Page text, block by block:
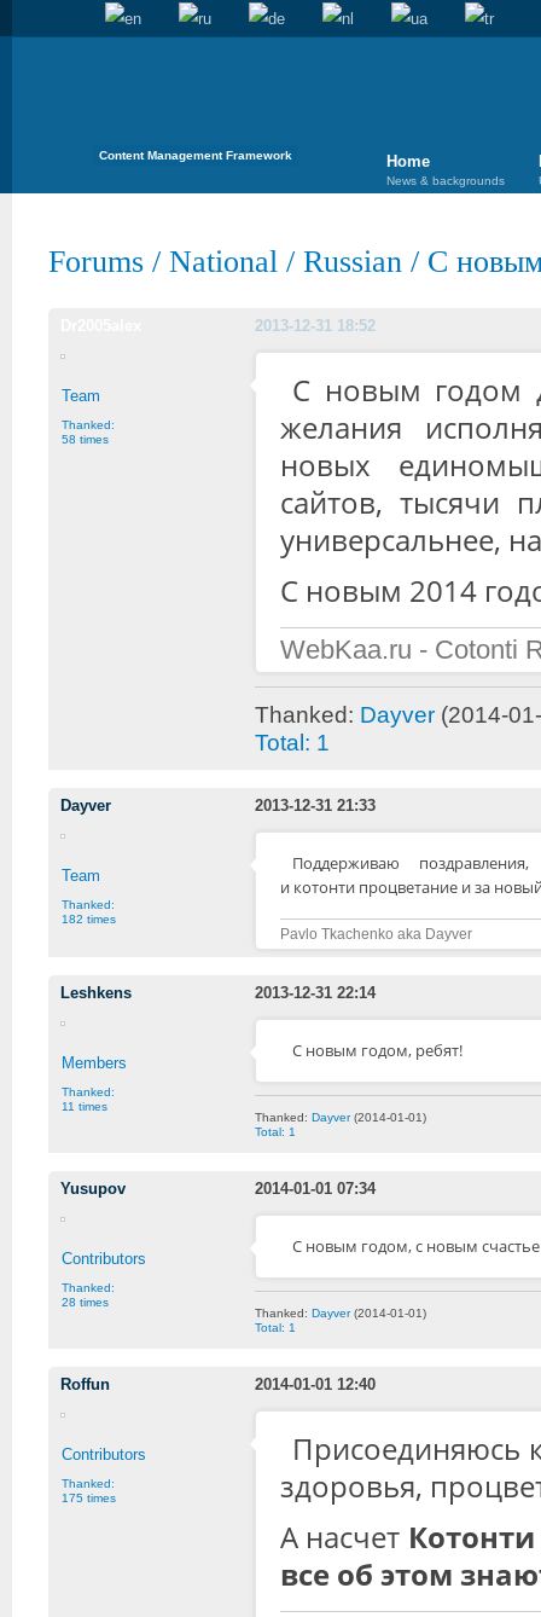
Content Management Framework Home
News & backgrounds
Forums / National / Russian / С
2013-12-31 18:52
Team
Thanked:
58 times
С новым годом
желания
новых
сайтов, тысячи
универсальнее,
С новым 2014
WebKaa.ru - Cotonti
Thanked: Dayver (2014-
Total: 1
Dayver 2013-12-31 21:33
Team
Thanked:
182 times
Поддерживаю
и котонти процветание и за
Pavlo Tkachenko aka Dayver
Leshkens 2013-12-31 22:14
Members
Thanked:
11 times
С новым годом, ребят!
Thanked: Dayver(2014-01-01)
Total: 1
Yusupov 2014-01-01 07:34
Contributors
Thanked:
28 times
С новым годом, с новым
Thanked: Dayver(2014-01-01)
Total: 1
Roffun 2014-01-01 12:40
Contributors
Thanked:
175 times
Присоединяюсь
здоровья,
А насчет
все об этом